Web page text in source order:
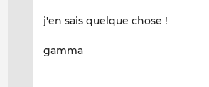
j'en sais quelque chose !
gamma